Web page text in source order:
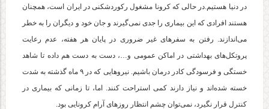
در دنیا هستیم.در حالی که کرونا مشغول رکوردشکنی در ایران است، همچنان
هستند افرادی که این بیماری را جدی نمی‌گیرند و جان خود و دیگران را به خطر
می‌اندازند. رفتن به سفرهای غیر ضروری در پایان هر هفته، عدم رعایت
پروتکل‌های بهداشتی در اماکن عمومی و…، دست به دست هم داده تا شاهد
خستگی و فرسودگی کادر درمان باشیم. نیروهایی که در ۹ ماه گذشته به شدت
خسته شده‌اند و نیاز دارند کمی استراحت کنند. اما، تا زمانی که بیماری در
کنترل قرار نگیرد، نمی‌توان چشم انتظار روزهای آرام کرونایی بود.